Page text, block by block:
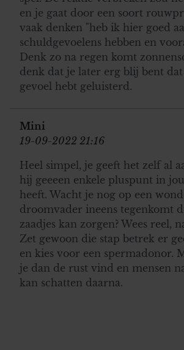
en je gaat door een soort
vaak denken "heb ik hier goed
schuldgevoelens hebben en
Denk zo na regen komt
denk dat je later erg blij bent
gevoel hebt geluisterd.
Mini
19-09-2022 21:16
Heel simpel, je geeft het zelf al
hij geeeen enkele pluspunt in
heeft. Wacht je nog op een
droomvader ineens tegenkomt
zaadjes kan zorgen? Wees reel,
Zet gewoon die stap betrek er
en kies voor een spermadonor.
je dan de rust vind en mensen
kan schatten daarna.